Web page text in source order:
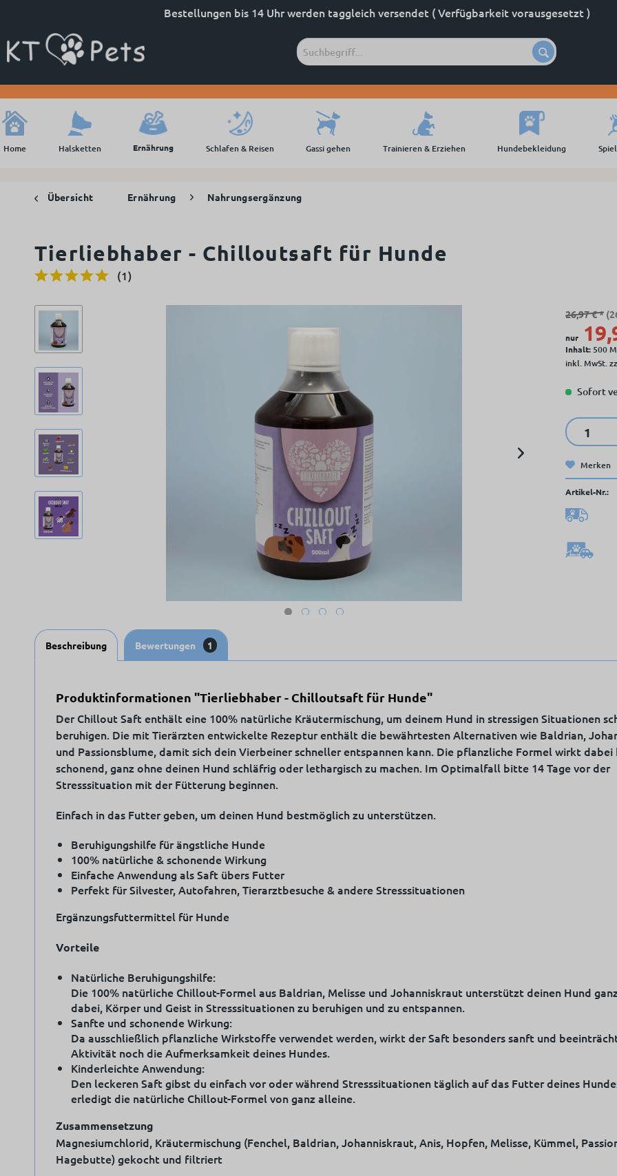
Bestellungen bis 14 Uhr werden taggleich versendet ( Verfügbarkeit vorausgesetzt )
Home Halsketten Ernährung Schlafen & Reisen Gassi gehen Trainieren & Erziehen Hundebekleidung
Übersicht Ernährung Nahrungsergänzung
Tierliebhaber - Chilloutsaft für Hunde
(1)
26,97 € *
nur
Inhalt: 500
inkl. MwSt.
Sofort
Merken
Artikel-Nr.:
Beschreibung Bewertungen 1
Produktinformationen "Tierliebhaber - Chilloutsaft für Hunde"
Der Chillout Saft enthält eine 100% natürliche Kräutermischung, um deinem Hund in stressigen Situationen
beruhigen. Die mit Tierärzten entwickelte Rezeptur enthält die bewährtesten Alternativen wie Baldrian,
und Passionsblume, damit sich dein Vierbeiner schneller entspannen kann. Die pflanzliche Formel wirkt dabei
schonend, ganz ohne deinen Hund schläfrig oder lethargisch zu machen. Im Optimalfall bitte 14 Tage vor der
Stresssituation mit der Fütterung beginnen.
Einfach in das Futter geben, um deinen Hund bestmöglich zu unterstützen.
Beruhigungshilfe für ängstliche Hunde
100% natürliche & schonende Wirkung
Einfache Anwendung als Saft übers Futter
Perfekt für Silvester, Autofahren, Tierarztbesuche & andere Stresssituationen
Ergänzungsfuttermittel für Hunde
Vorteile
Natürliche Beruhigungshilfe:
Die 100% natürliche Chillout-Formel aus Baldrian, Melisse und Johanniskraut unterstützt deinen Hund
dabei, Körper und Geist in Stresssituationen zu beruhigen und zu entspannen.
Sanfte und schonende Wirkung:
Da ausschließlich pflanzliche Wirkstoffe verwendet werden, wirkt der Saft besonders sanft und
Aktivität noch die Aufmerksamkeit deines Hundes.
Kinderleichte Anwendung:
Den leckeren Saft gibst du einfach vor oder während Stresssituationen täglich auf das Futter deines
erledigt die natürliche Chillout-Formel von ganz alleine.
Zusammensetzung
Magnesiumchlorid, Kräutermischung (Fenchel, Baldrian, Johanniskraut, Anis, Hopfen, Melisse, Kümmel,
Hagebutte) gekocht und filtriert